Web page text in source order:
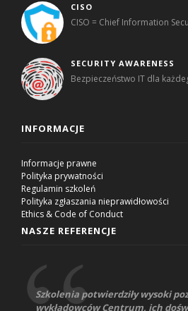
CISO
CISO = Chief Information
SECURITY AWARENESS
Bezpieczeństwo IT dla
INFORMACJE
Informacje prawne
Polityka prywatności
Regulamin szkoleń
Polityka zgłaszania nieprawidłowości
Ethics & Code of Conduct
NASZE REFERENCJE
Szkolenia potwierdziły wysoki
wykładowców Centrum, ich